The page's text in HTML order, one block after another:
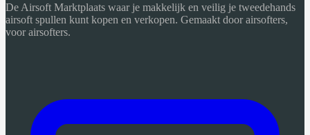
De Airsoft Marktplaats waar je makkelijk en veilig je tweedehands
airsoft spullen kunt kopen en verkopen. Gemaakt door airsofters,
voor airsofters.